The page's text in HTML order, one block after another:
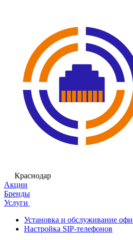
Краснодар
Акции
Бренды
Услуги
Установка и обслуживание
Настройка SIP-телефонов